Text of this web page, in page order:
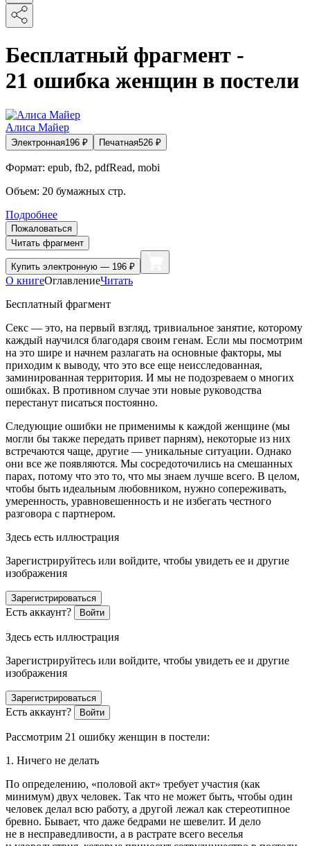
Бесплатный фрагмент -
21 ошибка женщин в постели
Алиса Майер
Электронная196 ₽ Печатная526 ₽
Формат: epub, fb2, pdfRead, mobi
Объем: 20 бумажных стр.
Подробнее
Пожаловаться
Читать фрагмент
Купить электронную — 196 ₽
О книгеОглавлениеЧитать
Бесплатный фрагмент
Секс — это, на первый взгляд, тривиальное занятие, которому
каждый научился благодаря своим генам. Если мы посмотрим
на это шире и начнем разлагать на основные факторы, мы
приходим к выводу, что это все еще неисследованная,
заминированная территория. И мы не подозреваем о многих
ошибках. В противном случае эти новые руководства
перестанут писаться постоянно.
Следующие ошибки не применимы к каждой женщине (мы
могли бы также передать привет парням), некоторые из них
встречаются чаще, другие — уникальные ситуации. Однако
они все же появляются. Мы сосредоточились на смешанных
парах, потому что это то, что мы знаем лучше всего. В целом,
чтобы быть идеальным любовником, нужно сопереживать,
умеренность, уравновешенность и не избегать честного
разговора с партнером.
Здесь есть иллюстрация
Зарегистрируйтесь или войдите, чтобы увидеть ее и другие
изображения
Зарегистрироваться
Есть аккаунт? Войти
Здесь есть иллюстрация
Зарегистрируйтесь или войдите, чтобы увидеть ее и другие
изображения
Зарегистрироваться
Есть аккаунт? Войти
Рассмотрим 21 ошибку женщин в постели:
1. Ничего не делать
По определению, «половой акт» требует участия (как
минимум) двух человек. Так что не может быть, чтобы один
человек делал всю работу, а другой лежал как стереотипное
бревно. Бывает, что даже бедрами не шевелит. И дело
не в несправедливости, а в растрате всего веселья